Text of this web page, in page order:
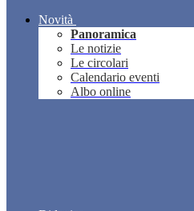
Novità
Panoramica
Le notizie
Le circolari
Calendario eventi
Albo online